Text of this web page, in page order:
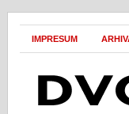
IMPRESUM